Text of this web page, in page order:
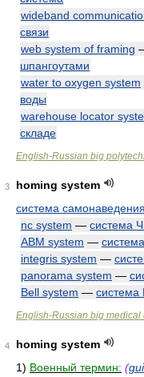
wideband
связи
web system of framing
шпангоутами
water to oxygen system
воды
warehouse locator
складе
English-Russian big
3
homing system
система самонаведения
nc system — система
ABM system —
integris system —
panorama system —
Bell system — система
English-Russian big medical
4
homing system
1) Военный термин: (